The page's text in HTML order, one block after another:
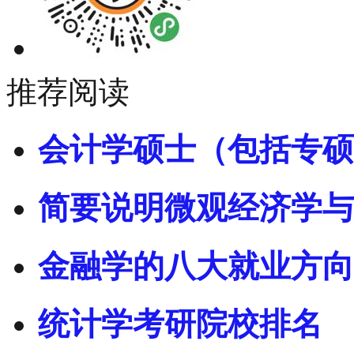
推荐阅读
会计学硕士（包括专
简要说明微观经济学
金融学的八大就业方
统计学考研院校排名